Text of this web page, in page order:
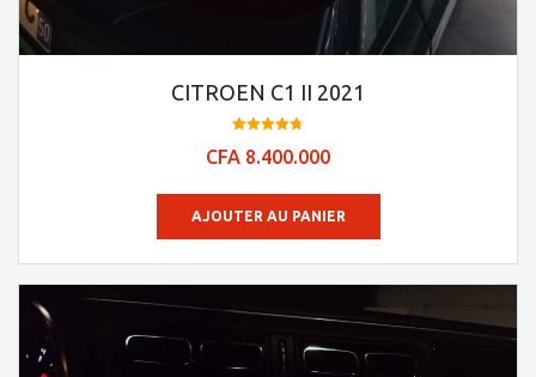
CITROEN C1 II 2021
4.73
CFA 8.400.000
AJOUTER AU PANIER